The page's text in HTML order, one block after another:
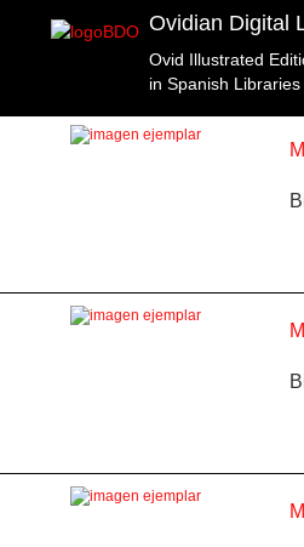
Ovidian Digital
Ovid Illustrated
in Spanish
Topic: La guerra de Troya